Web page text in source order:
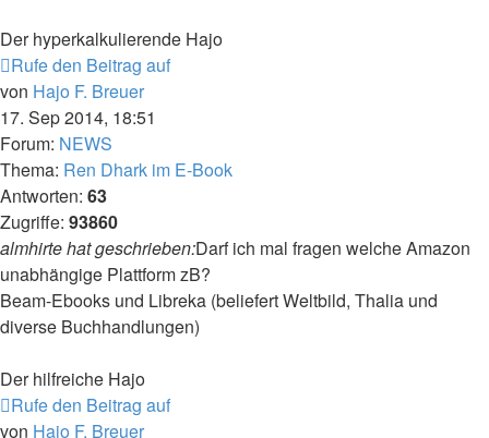
Der hyperkalkulierende Hajo
Rufe den Beitrag auf
von Hajo F. Breuer
17. Sep 2014, 18:51
Forum: NEWS
Thema: Ren Dhark im E-Book
Antworten: 63
Zugriffe: 93860
almhirte hat geschrieben:Darf ich mal fragen welche Amazon
unabhängige Plattform zB?
Beam-Ebooks und Libreka (beliefert Weltbild, Thalia und
diverse Buchhandlungen)
Der hilfreiche Hajo
Rufe den Beitrag auf
von Hajo F. Breuer